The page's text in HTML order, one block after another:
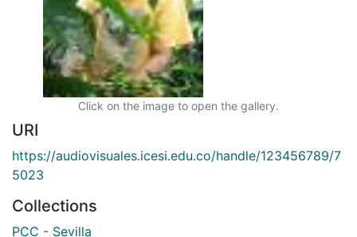
Click on the image to open the gallery.
URI
https://audiovisuales.icesi.edu.co/handle/123456789/7
5023
Collections
PCC - Sevilla